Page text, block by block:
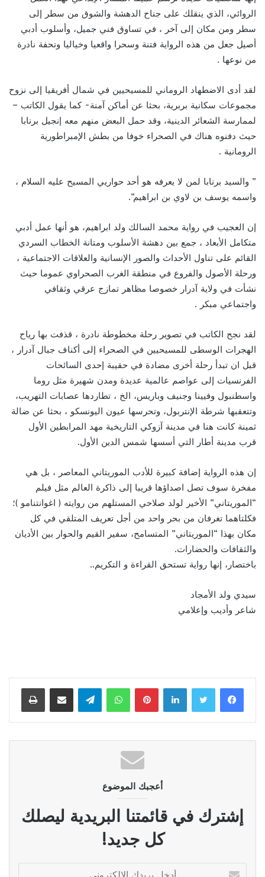
الروائي، الذي ينقلك على جناح الدهشة والشوق من سطر إلى
سطر ومن مكان إلى آخر ، في تساوق فني جميل، وأسلوب أدبي
أصيل جعل من هذه الرواية فتنة وسحرا واقعيا وخياليا وتحفة نادرة
من نوعها .
لقد أدى الاضطهاد الروماني للمسيحيين في شمال أفريقيا إلى نزوح
مجموعات سكانية بربرية، بحثا عن أماكن آمنة- كما يقول الكاتب –
لممارسة الشعائر الدينية، وقد حمل البعض منهم معه إنجيل برنابا
حيث دفنوه هناك في الصحراء خوفا من بطش الإمبراطورية
الرومانية .
” والسيد برنابا لمن لا يعرفه هو أحد حواريي المسيح عليه السلام ،
واسمه يوسف بن لاوي بن ابراهيم”.
إن العجيب في رواية محمد السالك ولد ابراهيم، هو أنها عمل أدبي
متكامل الأبعاد ، جمع بين دهشة الأسلوب ومتانة الخطاب السردي
القائم على تناول الأحداث والصور الإنسانية والعلاقات الاجتماعية ،
ورحلة الأصول والفروع في منطقة الغرب الصحراوي عموما حيث
نشأت في ولاية آدرار خصوصا مظاهر تمازج عرقي وثقافي
واجتماعي مبكر .
لقد نجح الكاتب في تصوير رحلة مخطوطة نادرة ، قذفت بها رياح
الهجرات الوسطى للمسيحيين في الصحراء إلى أكناف جبال آدرار ،
قبل ان تبدأ رحلة أخرى مضادة في حقيبة إحدى السائحات
الفرنسيات إلى عواصم عالمية عديدة ومدن شهيرة مثل روما
واسطنبول وفيينا وجنيف وباريس، الخ ، تطاردها عصابات التهريب،
وتتعقبها شرطة الإنتربول، وتحرسها عيون اليونسكو ، بحثا عن ضالة
ثمينة كانت هنا في مدينة آزوكي التاريخية مهد المرابطين الأول
قرب مدينة أطار التي أسسها شمس الدين الأول.
إن هذه الرواية إضافة كبيرة للأدب الموريتاني المعاصر ، بل هي
مفخرة سوف تصل اصداؤها قريبا إلى ذاكرة العالم مثل فيلم
“الموريتاني” الأخير لولد صلاحي المستلهم من روايته ( اغوانتنامو )؛
فكلتاهما تغرفان من بحر واحد من أجل تعريف المتلقي في كل
مكان بهذا “الموريتاني” المتسامح، سفير القيم والحوار بين الأديان
والثقافات والحضارات.
باختصار، إنها رواية تستحق القراءة و التكريم..
سيدي ولد الأمجاد
شاعر وأديب وإعلامي
لينكدإن بينتيريستواتساب تيلقرام مشاركة عبر البريد طباعة
أعجبك الموضوع
إشترك في قائمتنا البريدية ليصلك
كل جديد!